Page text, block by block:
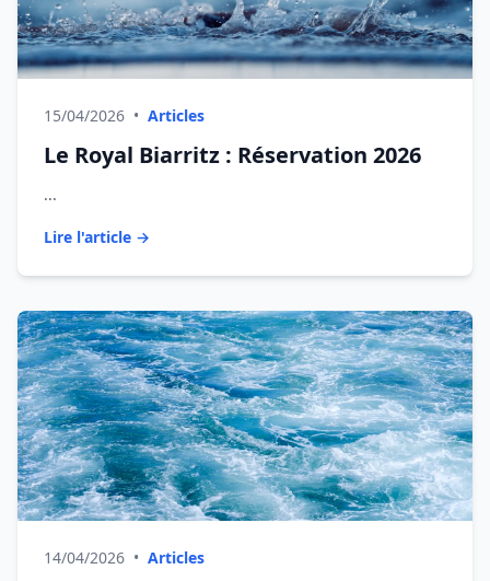
15/04/2026 • Articles
Le Royal Biarritz : Réservation 2026
...
Lire l'article →
14/04/2026 • Articles